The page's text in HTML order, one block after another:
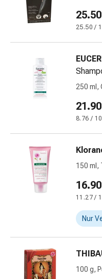
Insektenschutz
-
Mücken-
Anti-
Arzneimittel
Vitamine
&
Mineralstoffe
25.50
25.50 /
250 ml,
21.90
8.76 /
150 ml,
16.90
11.27 /
Nur
100 g,